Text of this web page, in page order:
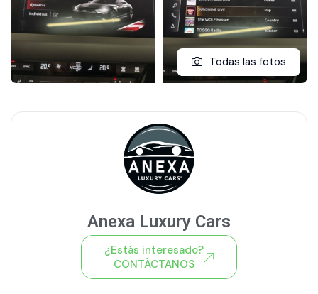
Todas las fotos
Anexa Luxury Cars
¿Estás interesado?
CONTÁCTANOS